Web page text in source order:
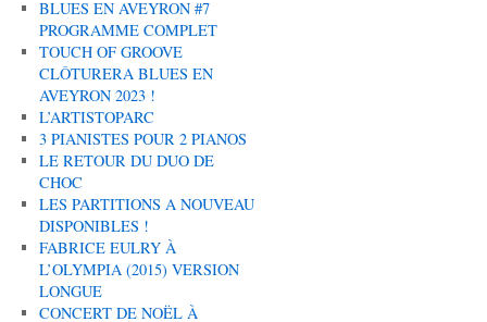
BLUES EN AVEYRON #7
PROGRAMME COMPLET
TOUCH OF GROOVE
CLÔTURERA BLUES EN
AVEYRON 2023 !
L’ARTISTOPARC
3 PIANISTES POUR 2 PIANOS
LE RETOUR DU DUO DE
CHOC
LES PARTITIONS A NOUVEAU
DISPONIBLES !
FABRICE EULRY À
L’OLYMPIA (2015) VERSION
LONGUE
CONCERT DE NOËL À